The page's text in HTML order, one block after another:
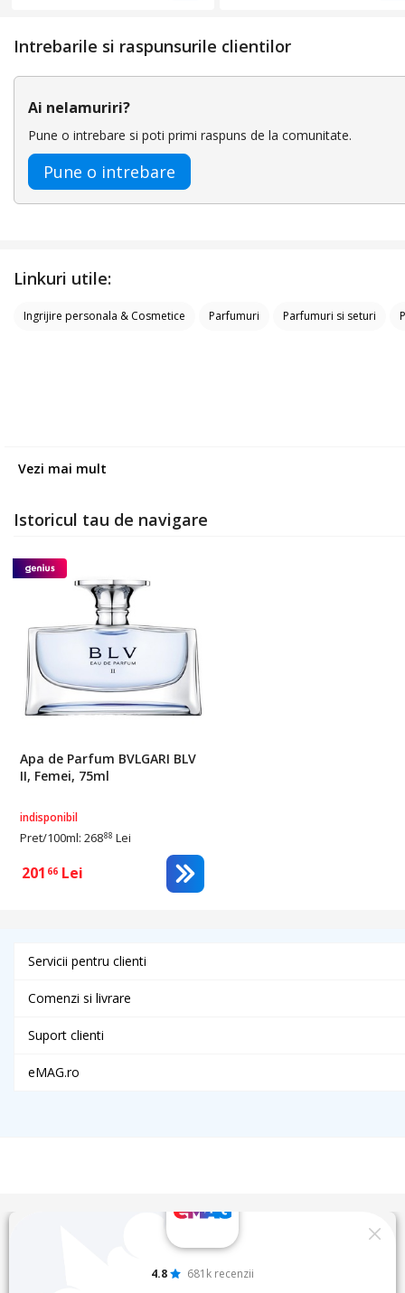
Intrebarile si raspunsurile clientilor
Ai nelamuriri?
Pune o intrebare si poti primi raspuns de la comunitate.
Pune o intrebare
Linkuri utile:
Ingrijire personala & Cosmetice Parfumuri Parfumuri si seturi
Vezi mai mult
Istoricul tau de navigare
Apa de Parfum BVLGARI BLV
II, Femei, 75ml
indisponibil
Pret/100ml: 26888 Lei
201 66 Lei
Servicii pentru clienti
Comenzi si livrare
Suport clienti
eMAG.ro
4.8 681k recenzii